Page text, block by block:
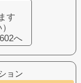
ョン
す
へ